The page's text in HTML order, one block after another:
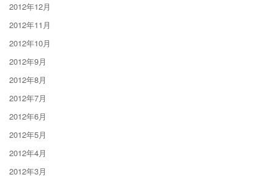
2012年12月
2012年11月
2012年10月
2012年9月
2012年8月
2012年7月
2012年6月
2012年5月
2012年4月
2012年3月